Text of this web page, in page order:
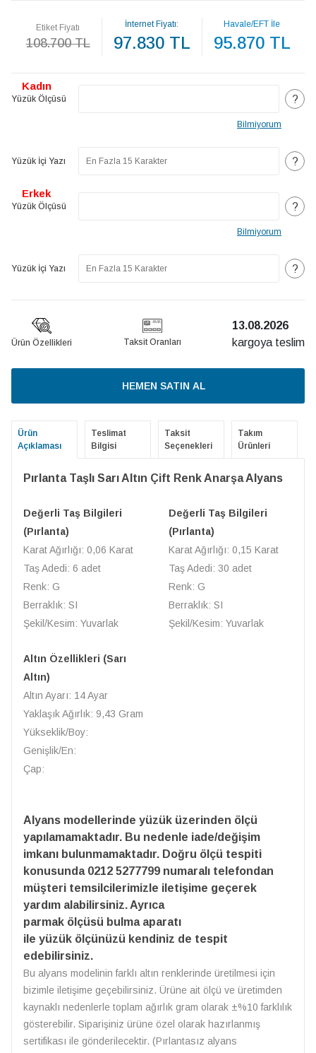
Etiket Fiyatı
108.700 TL
İnternet Fiyatı:
97.830 TL
Havale/EFT İle
95.870 TL
Yüzük Ölçüsü
Kadın
?
Bilmiyorum
Yüzük İçi Yazı ?
Yüzük Ölçüsü
Erkek
?
Bilmiyorum
Yüzük İçi Yazı ?
Ürün Özellikleri Taksit Oranları
13.08.2026
kargoya teslim
HEMEN SATIN AL
Ürün
Açıklaması
Teslimat
Bilgisi
Taksit
Seçenekleri
Takım
Ürünleri
Pırlanta Taşlı Sarı Altın Çift Renk Anarşa Alyans
Değerli Taş Bilgileri
(Pırlanta)
Karat Ağırlığı: 0,06 Karat
Taş Adedi: 6 adet
Renk: G
Berraklık: SI
Şekil/Kesim: Yuvarlak
Değerli Taş Bilgileri
(Pırlanta)
Karat Ağırlığı: 0,15 Karat
Taş Adedi: 30 adet
Renk: G
Berraklık: SI
Şekil/Kesim: Yuvarlak
Altın Özellikleri (Sarı
Altın)
Altın Ayarı: 14 Ayar
Yaklaşık Ağırlık: 9,43 Gram
Yükseklik/Boy:
Genişlik/En:
Çap:
Alyans modellerinde yüzük üzerinden ölçü
yapılamamaktadır. Bu nedenle iade/değişim
imkanı bulunmamaktadır. Doğru ölçü tespiti
konusunda 0212 5277799 numaralı telefondan
müşteri temsilcilerimizle iletişime geçerek
yardım alabilirsiniz. Ayrıca
parmak ölçüsü bulma aparatı
ile yüzük ölçünüzü kendiniz de tespit
edebilirsiniz.
Bu alyans modelinin farklı altın renklerinde üretilmesi için
bizimle iletişime geçebilirsiniz. Ürüne ait ölçü ve üretimden
kaynaklı nedenlerle toplam ağırlık gram olarak ±%10 farklılık
gösterebilir. Siparişiniz ürüne özel olarak hazırlanmış
sertifikası ile gönderilecektir. (Pırlantasız alyans